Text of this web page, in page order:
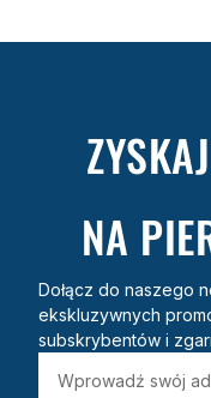
NA
Dołącz do naszego
ekskluzywnych
subskrybentów i